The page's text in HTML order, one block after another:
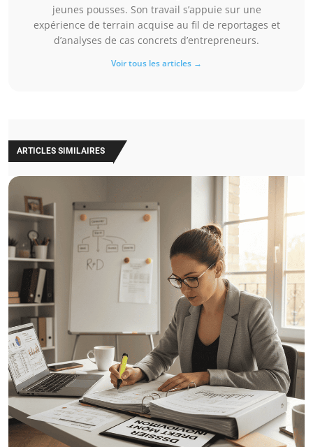
jeunes pousses. Son travail s’appuie sur une
expérience de terrain acquise au fil de reportages et
d’analyses de cas concrets d’entrepreneurs.
Voir tous les articles →
ARTICLES SIMILAIRES